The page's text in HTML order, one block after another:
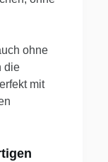
ohne
die
mit